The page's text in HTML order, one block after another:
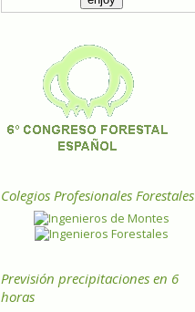
Colegios Profesionales Forestales
Previsión precipitaciones en 6
horas